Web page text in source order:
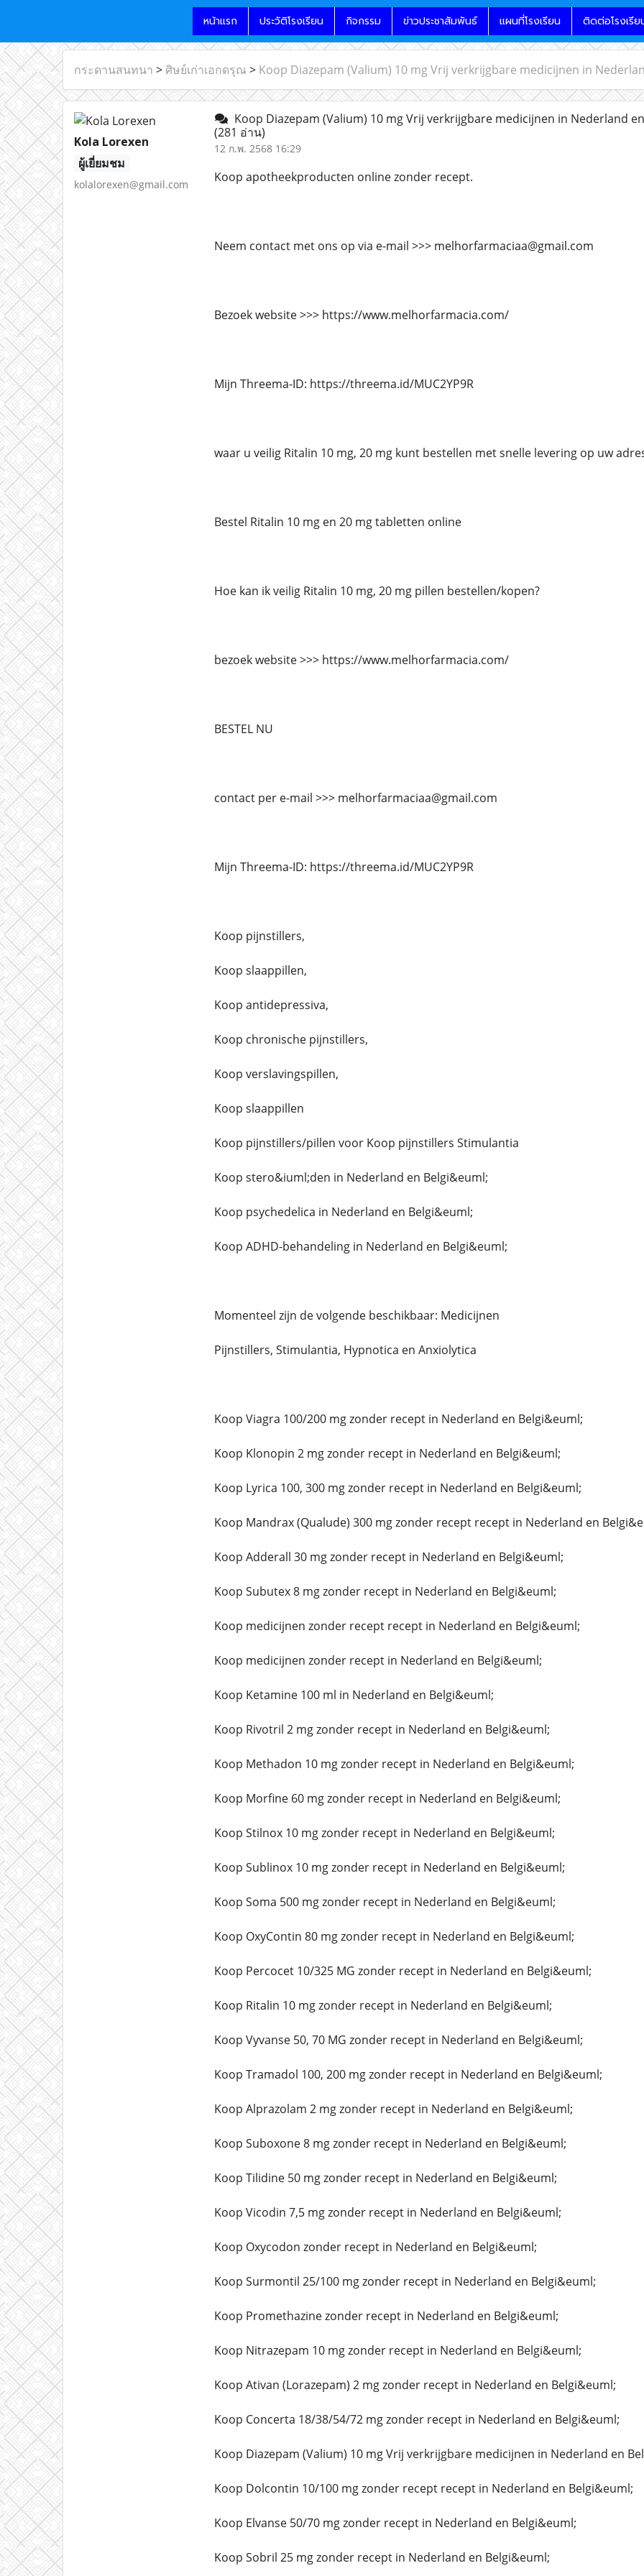
หน้าแรก ประวัติโรงเรียน กิจกรรม ข่าวประชาสัมพันธ์ แผนที่โรงเรียน ติดต่อโรงเรีย
กระดานสนทนา > ศิษย์เก่าเอกดรุณ > Koop Diazepam (Valium) 10 mg Vrij verkrijgbare medicijnen in
Kola Lorexen
ผู้เยี่ยมชม
kolalorexen@gmail.com
Koop Diazepam (Valium) 10 mg Vrij verkrijgbare medicijnen in Nederland
(281 อ่าน)
12 ก.พ. 2568 16:29
Koop apotheekproducten online zonder recept.
Neem contact met ons op via e-mail >>> melhorfarmaciaa@gmail.com
Bezoek website >>> https://www.melhorfarmacia.com/
Mijn Threema-ID: https://threema.id/MUC2YP9R
waar u veilig Ritalin 10 mg, 20 mg kunt bestellen met snelle levering op uw
Bestel Ritalin 10 mg en 20 mg tabletten online
Hoe kan ik veilig Ritalin 10 mg, 20 mg pillen bestellen/kopen?
bezoek website >>> https://www.melhorfarmacia.com/
BESTEL NU
contact per e-mail >>> melhorfarmaciaa@gmail.com
Mijn Threema-ID: https://threema.id/MUC2YP9R
Koop pijnstillers,
Koop slaappillen,
Koop antidepressiva,
Koop chronische pijnstillers,
Koop verslavingspillen,
Koop slaappillen
Koop pijnstillers/pillen voor Koop pijnstillers Stimulantia
Koop stero&iuml;den in Nederland en Belgi&euml;
Koop psychedelica in Nederland en Belgi&euml;
Koop ADHD-behandeling in Nederland en Belgi&euml;
Momenteel zijn de volgende beschikbaar: Medicijnen
Pijnstillers, Stimulantia, Hypnotica en Anxiolytica
Koop Viagra 100/200 mg zonder recept in Nederland en Belgi&euml;
Koop Klonopin 2 mg zonder recept in Nederland en Belgi&euml;
Koop Lyrica 100, 300 mg zonder recept in Nederland en Belgi&euml;
Koop Mandrax (Qualude) 300 mg zonder recept recept in Nederland en
Koop Adderall 30 mg zonder recept in Nederland en Belgi&euml;
Koop Subutex 8 mg zonder recept in Nederland en Belgi&euml;
Koop medicijnen zonder recept recept in Nederland en Belgi&euml;
Koop medicijnen zonder recept in Nederland en Belgi&euml;
Koop Ketamine 100 ml in Nederland en Belgi&euml;
Koop Rivotril 2 mg zonder recept in Nederland en Belgi&euml;
Koop Methadon 10 mg zonder recept in Nederland en Belgi&euml;
Koop Morfine 60 mg zonder recept in Nederland en Belgi&euml;
Koop Stilnox 10 mg zonder recept in Nederland en Belgi&euml;
Koop Sublinox 10 mg zonder recept in Nederland en Belgi&euml;
Koop Soma 500 mg zonder recept in Nederland en Belgi&euml;
Koop OxyContin 80 mg zonder recept in Nederland en Belgi&euml;
Koop Percocet 10/325 MG zonder recept in Nederland en Belgi&euml;
Koop Ritalin 10 mg zonder recept in Nederland en Belgi&euml;
Koop Vyvanse 50, 70 MG zonder recept in Nederland en Belgi&euml;
Koop Tramadol 100, 200 mg zonder recept in Nederland en Belgi&euml;
Koop Alprazolam 2 mg zonder recept in Nederland en Belgi&euml;
Koop Suboxone 8 mg zonder recept in Nederland en Belgi&euml;
Koop Tilidine 50 mg zonder recept in Nederland en Belgi&euml;
Koop Vicodin 7,5 mg zonder recept in Nederland en Belgi&euml;
Koop Oxycodon zonder recept in Nederland en Belgi&euml;
Koop Surmontil 25/100 mg zonder recept in Nederland en Belgi&euml;
Koop Promethazine zonder recept in Nederland en Belgi&euml;
Koop Nitrazepam 10 mg zonder recept in Nederland en Belgi&euml;
Koop Ativan (Lorazepam) 2 mg zonder recept in Nederland en Belgi&euml;
Koop Concerta 18/38/54/72 mg zonder recept in Nederland en Belgi&euml;
Koop Diazepam (Valium) 10 mg Vrij verkrijgbare medicijnen in Nederland en
Koop Dolcontin 10/100 mg zonder recept recept in Nederland en Belgi&euml;
Koop Elvanse 50/70 mg zonder recept in Nederland en Belgi&euml;
Koop Sobril 25 mg zonder recept in Nederland en Belgi&euml;